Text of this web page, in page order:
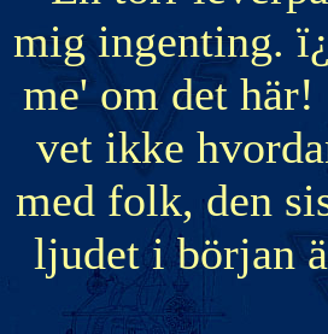
mig ingenting.
me' om det
vet ikke
med folk, den
ljudet i början